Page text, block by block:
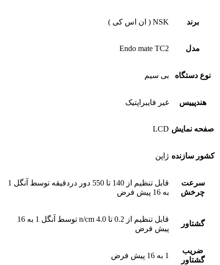
برند NSK ( ان اس کی )
مدل Endo mate TC2
نوع دستگاه بی سیم
هندپییس غیر فایبراپتیک
صفحه نمایش LCD
کشور سازنده ژاپن
سرعت
چرخش
قابل تنظیم از 140 تا 550 دور دردقیقه توسط آنگل 1
به 16 پیش فرض
گشتاور
قابل تنظیم از 0.2 تا 4.0 n/cm توسط آنگل 1 به 16
پیش فرض
ضریب
گشتاور
1 به 16 پیش فرض